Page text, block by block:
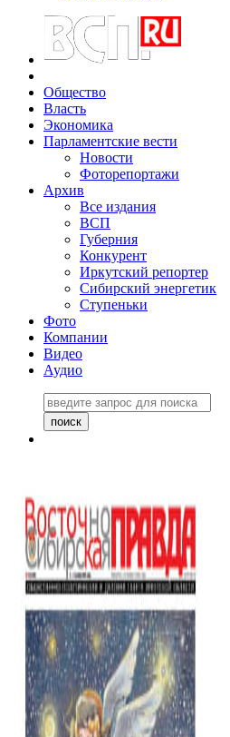
Общество
Власть
Экономика
Парламентские вести
Новости
Фоторепортажи
Архив
Все издания
ВСП
Губерния
Конкурент
Иркутский репортер
Сибирский энергетик
Ступеньки
Фото
Компании
Видео
Аудио